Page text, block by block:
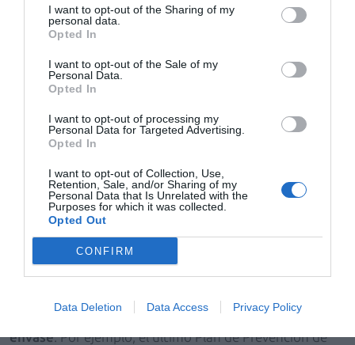
I want to opt-out of the Sharing of my
personal data.
Opted In
I want to opt-out of the Sale of my
Personal Data.
Opted In
I want to opt-out of processing my
Personal Data for Targeted Advertising.
Opted In
I want to opt-out of Collection, Use,
Retention, Sale, and/or Sharing of my
Personal Data that Is Unrelated with the
Purposes for which it was collected.
Opted Out
CONFIRM
Data Deletion Data Access Privacy Policy
Ecodiseño: más de 3.500 iniciativas desde el año
Uno de los avances más relevantes de SIGRE en estos 25
años ha sido el impulso del ecodiseño de los envases
farmacéuticas han aplicadomás de 3.500 iniciativas
de ecodiseño, consiguiendo que el peso medio de los
envases farmacéuticos se haya reducido en
25%.
Cada año se ponen en el mercado cerca de500
cada tres— con alguna mejora ambiental en su
envase. Por ejemplo, el último Plan de Prevención de